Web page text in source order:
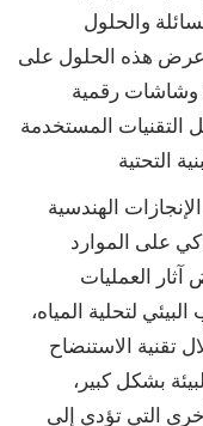
والحلول
عرض هذه الحلول على
وشاشات رقمية
التقنيات المستخدمة
الهندسية
على الموارد
آثار العمليات
لتحلية المياه،
تقنية الاستنضاح
بشكل كبير،
التي تؤدي إلى